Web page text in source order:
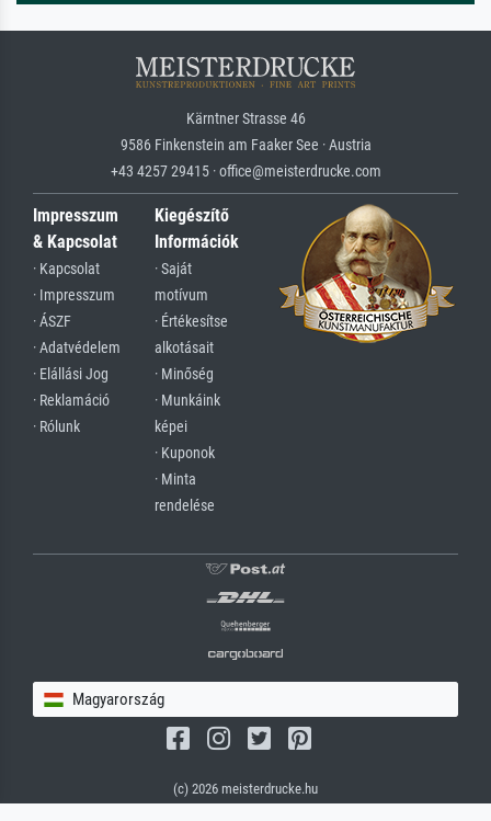
Kärntner Strasse 46
9586 Finkenstein am Faaker See · Austria
+43 4257 29415 · office@meisterdrucke.com
Impresszum
& Kapcsolat
· Kapcsolat
· Impresszum
· ÁSZF
· Adatvédelem
· Elállási Jog
· Reklamáció
· Rólunk
Kiegészítő
Információk
· Saját
motívum
· Értékesítse
alkotásait
· Minőség
· Munkáink
képei
· Kuponok
· Minta
rendelése
Magyarország
(c) 2026 meisterdrucke.hu